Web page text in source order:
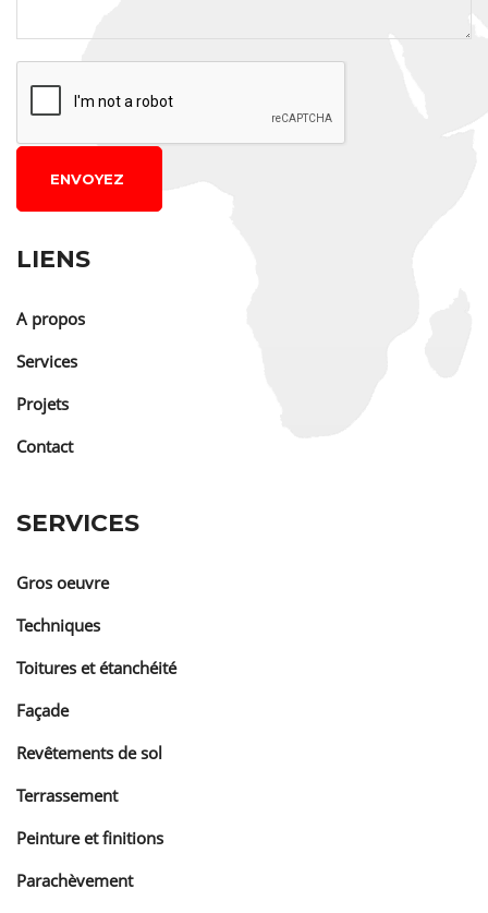
ENVOYEZ
LIENS
A propos
Services
Projets
Contact
SERVICES
Gros oeuvre
Techniques
Toitures et étanchéité
Façade
Revêtements de sol
Terrassement
Peinture et finitions
Parachèvement